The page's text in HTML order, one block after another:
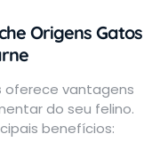
Origens Gatos
oferece vantagens
do seu felino.
benefícios: